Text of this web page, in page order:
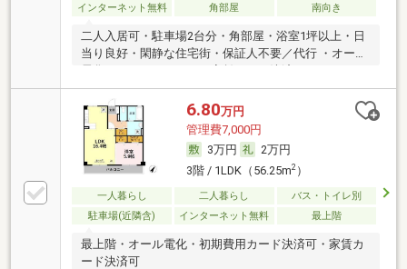
インターネット無料
角部屋 南向き
二人入居可・駐車場2台分・角部屋・浴室1坪以上・日
当り良好・閑静な住宅街・保証人不要／代行 ・オール
電化・ルームシェア可・家賃カード決済可
6.80万円
管理費7,000円
3万円
2万円
3階 / 1LDK（56.25m2）
一人暮らし 二人暮らし
バス・トイレ別
駐車場(近隣含)
インターネット無料 最上階
最上階・オール電化・初期費用カード決済可・家賃カ
ード決済可